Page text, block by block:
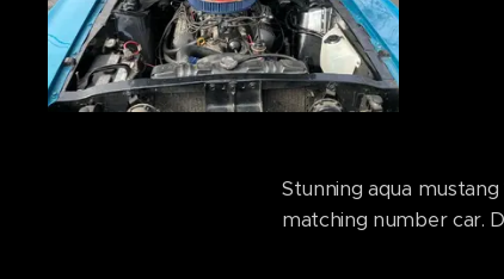
Stunning aqua
matching number car.